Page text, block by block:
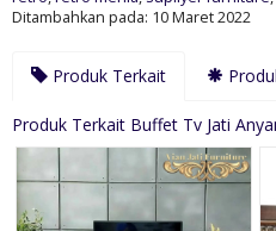
Ditambahkan pada: 10 Maret 2022
Produk Terkait
Produk Terkait Buffet Tv Jati